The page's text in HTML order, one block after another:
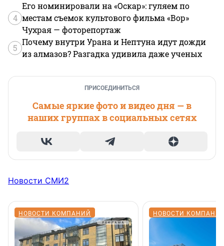
4
Его номинировали на «Оскар»: гуляем по
местам съемок культового фильма «Вор»
Чухрая — фоторепортаж
5
Почему внутри Урана и Нептуна идут дожди
из алмазов? Разгадка удивила даже ученых
ПРИСОЕДИНИТЬСЯ
Самые яркие фото и видео дня — в
наших группах в социальных сетях
Новости СМИ2
НОВОСТИ КОМПАНИЙ НОВОСТИ